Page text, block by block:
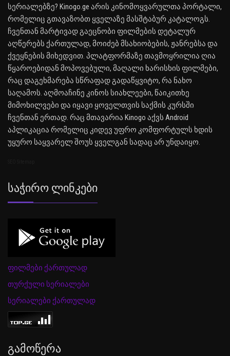
სერიალებზე? Kinogo.ge არის კინომოყვარულთა პორტალი,
რომელიც გთავაზობთ ყველაზე მასშტაბურ კატალოგს.
ჩვენთან მარტივად გაეცნობი ფილმების დეტალურ
აღწერებს ქართულად, მოიძებ მსახიობების, ჟანრებსა და
ქვეყნების მიხედვით. პლატფორმაზე თავმოყრილია ღია
წყაროებიდან მოპოვებული, მაღალი ხარისხის ფილმები,
რაც დაგეხმარება სწრაფად გადაწყვიტო, რა ნახო
საღამოს. აღმოაჩინე კინოს სიახლეები, წაიკითხე
მიმოხილვები და იყავი ყოველთვის საქმის კურსში
ჩვენთან ერთად. რაც მთავარია Kinogo აქვს Android
აპლიკაცია რომელიც კიდევ უფრო კომფორტულს ხდის
უყურო საყვარელ შოუს ყველგან სადაც არ უნდაიყო.
Საჭირო Ლინკები
ფილმები ქართულად
თურქული სერიალები
სერიალები ქართულად
Გამოწერა